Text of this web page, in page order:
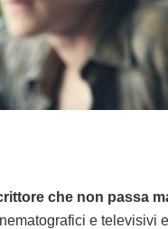
che non passa
e televisivi